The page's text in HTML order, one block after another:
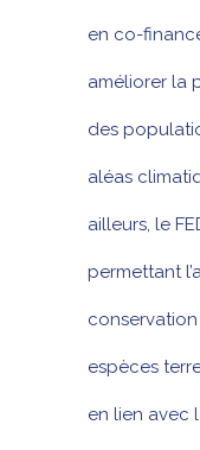
en co-
améliorer la
des
aléas
ailleurs, le
permettant
espèces
en lien avec